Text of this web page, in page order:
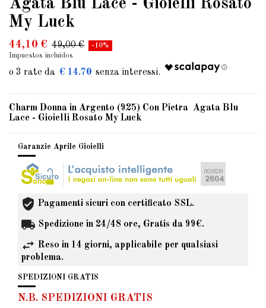
Agata Blu Lace - Gioielli Rosato
My Luck
44,10 € 49,00 € -10%
Impuestos incluidos
€ 14.70
Charm Donna in Argento (925) Con Pietra Agata Blu
Lace - Gioielli Rosato My Luck
Garanzie Aprile Gioielli
Pagamenti sicuri con certificato SSL.
Spedizione in 24/48 ore, Gratis da 99€.
Reso in 14 giorni, applicabile per qualsiasi
problema.
SPEDIZIONI GRATIS
N.B. SPEDIZIONI GRATIS